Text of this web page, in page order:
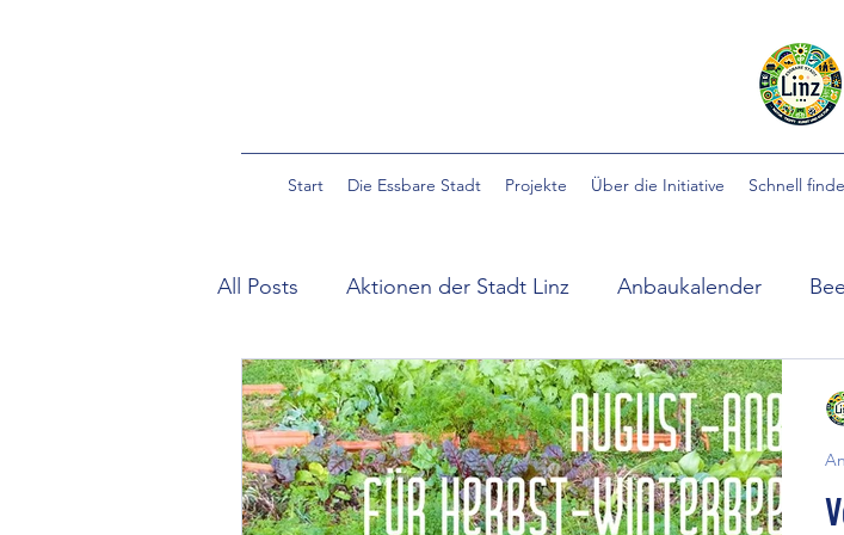
Start Die Essbare Stadt Projekte Über die Initiative Schnell
All Posts Aktionen der Stadt Linz Anbaukalender
Community Garden Pulvermühlpark EINFACH gärtnern
Essbare Wildpflanzen in der Stadt Ewige Gemüse